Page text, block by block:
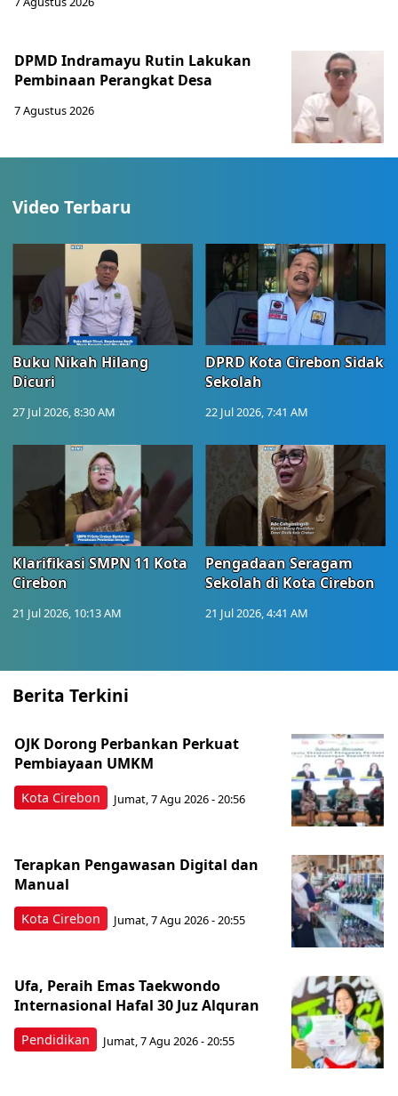
DPMD Indramayu Rutin Lakukan
Pembinaan Perangkat Desa
7 Agustus 2026
Video Terbaru
Buku Nikah Hilang
Dicuri
27 Jul 2026, 8:30 AM
DPRD Kota Cirebon Sidak
Sekolah
22 Jul 2026, 7:41 AM
Klarifikasi SMPN 11 Kota
Cirebon
21 Jul 2026, 10:13 AM
Pengadaan Seragam
Sekolah di Kota Cirebon
21 Jul 2026, 4:41 AM
Berita Terkini
Kota Cirebon
OJK Dorong Perbankan Perkuat
Pembiayaan UMKM
Jumat, 7 Agu 2026 - 20:56
Kota Cirebon
Terapkan Pengawasan Digital dan
Manual
Jumat, 7 Agu 2026 - 20:55
Pendidikan
Ufa, Peraih Emas Taekwondo
Internasional Hafal 30 Juz Alquran
Jumat, 7 Agu 2026 - 20:55